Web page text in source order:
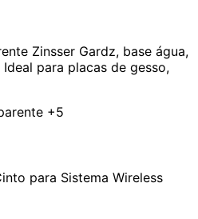
Zinsser Gardz, base água,
para placas de gesso,
+5
para Sistema Wireless